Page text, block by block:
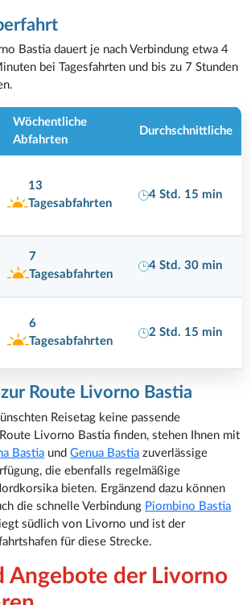
Bastia dauert je nach Verbindung etwa 4
bei Tagesfahrten und bis zu 7 Stunden
Wöchentliche
Abfahrten
Durchschnittliche
13
Tagesabfahrten
4 Std. 15 min
7
Tagesabfahrten
4 Std. 30 min
6
Tagesabfahrten
2 Std. 15 min
Route Livorno Bastia
Reisetag keine passende
Livorno Bastia finden, stehen Ihnen mit
Bastia undGenua Bastia zuverlässige
die ebenfalls regelmäßige
bieten. Ergänzend dazu können
die schnelle Verbindung Piombino Bastia
südlich von Livorno und ist der
für diese Strecke.
Angebote der Livorno